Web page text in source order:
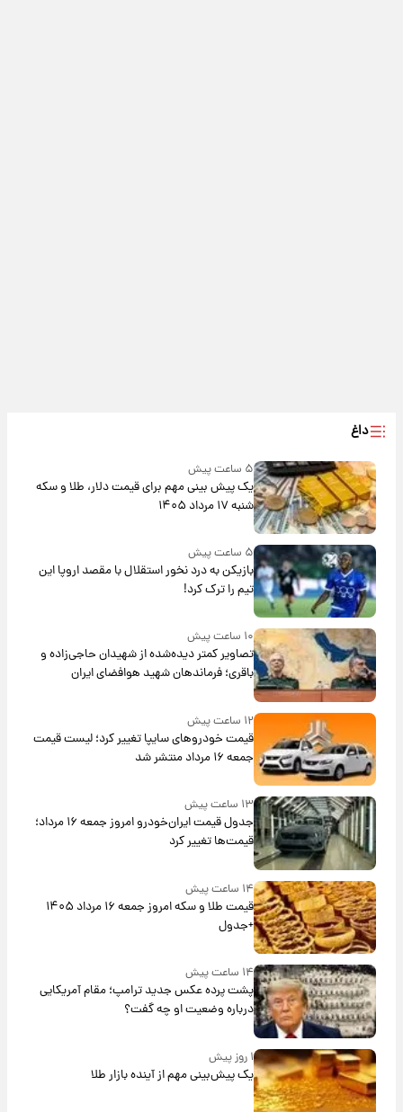
داغ
۵ ساعت پیش
یک پیش ‌بینی مهم برای قیمت دلار، طلا و سکه
شنبه ۱۷ مرداد ۱۴۰۵
۵ ساعت پیش
بازیکن به درد نخور استقلال با مقصد اروپا این
تیم را ترک کرد!
۱۰ ساعت پیش
تصاویر کمتر دیده‌شده از شهیدان حاجی‌زاده و
باقری؛ فرماندهان شهید هوافضای ایران
۱۲ ساعت پیش
قیمت خودروهای سایپا تغییر کرد؛ لیست قیمت
جمعه ۱۶ مرداد منتشر شد
۱۳ ساعت پیش
جدول قیمت ایران‌خودرو امروز جمعه ۱۶ مرداد؛
قیمت‌ها تغییر کرد
۱۴ ساعت پیش
قیمت طلا و سکه امروز جمعه ۱۶ مرداد ۱۴۰۵
+جدول
۱۴ ساعت پیش
پشت پرده عکس جدید ترامپ؛ مقام آمریکایی
درباره وضعیت او چه گفت؟
۱ روز پیش
یک پیش‌بینی مهم از آینده بازار طلا